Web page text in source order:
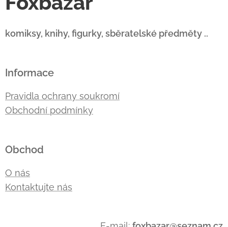
komiksy, knihy, figurky, sběratelské předměty ..
Informace
Pravidla ochrany soukromí
Obchodní podmínky
Obchod
O nás
Kontaktujte nás